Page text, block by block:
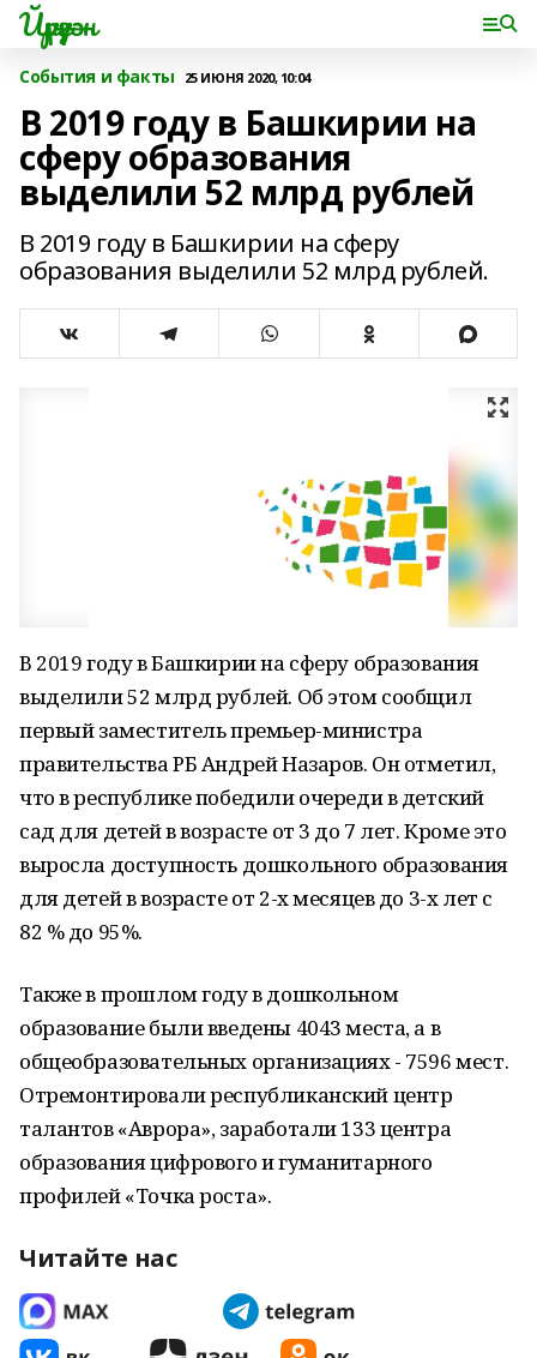
Йүрүҙән
События и факты 25 ИЮНЯ 2020, 10:04
В 2019 году в Башкирии на
сферу образования
выделили 52 млрд рублей
В 2019 году в Башкирии на сферу
образования выделили 52 млрд рублей.
В 2019 году в Башкирии на сферу образования
выделили 52 млрд рублей. Об этом сообщил
первый заместитель премьер-министра
правительства РБ Андрей Назаров. Он отметил,
что в республике победили очереди в детский
сад для детей в возрасте от 3 до 7 лет. Кроме это
выросла доступность дошкольного образования
для детей в возрасте от 2-х месяцев до 3-х лет с
82 % до 95%.
Также в прошлом году в дошкольном
образование были введены 4043 места, а в
общеобразовательных организациях - 7596 мест.
Отремонтировали республиканский центр
талантов «Аврора», заработали 133 центра
образования цифрового и гуманитарного
профилей «Точка роста».
Читайте нас